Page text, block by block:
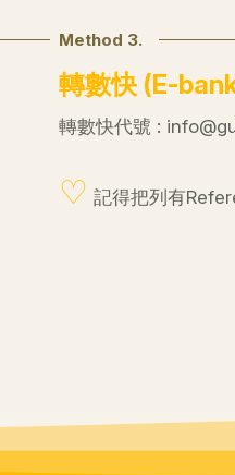
Method 3.
轉數快 (E-
轉數快代號 :
♡ 記得把列有